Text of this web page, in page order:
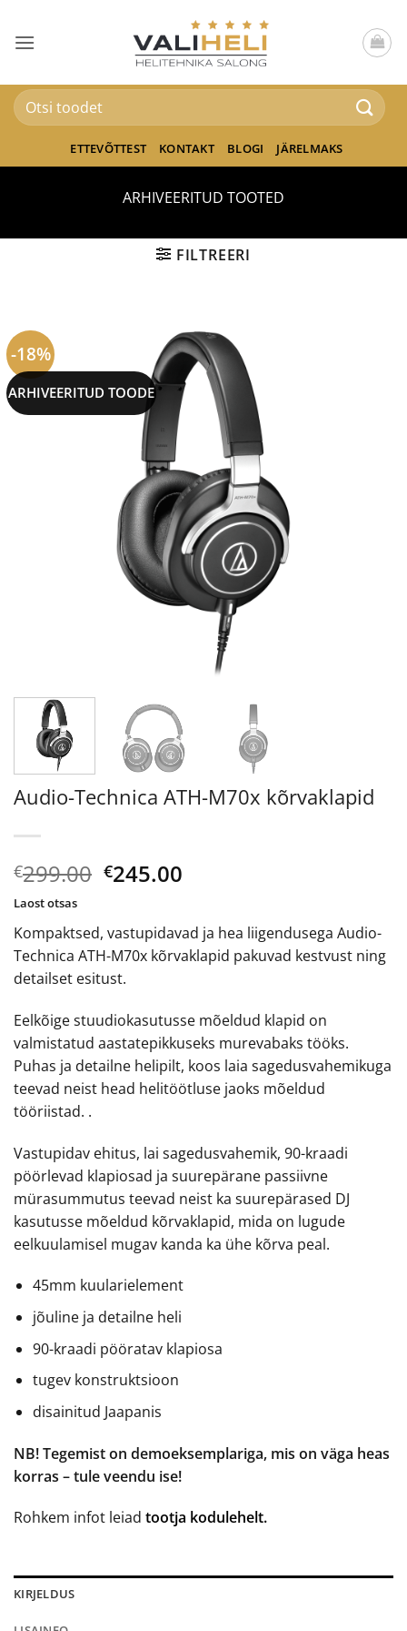
content
Otsi:
ETTEVÕTTEST KONTAKT BLOGI JÄRELMAKS
ARHIVEERITUD TOOTED
FILTREERI
-18%
ARHIVEERITUD TOODE
Audio-Technica ATH-M70x kõrvaklapid
€299.00 Algne
€299.00.
€245.00
€245.00.
Kompaktsed, vastupidavad ja hea liigendusega Audio-
Technica ATH-M70x kõrvaklapid pakuvad kestvust ning
detailset esitust.
Eelkõige stuudiokasutusse mõeldud klapid on
valmistatud aastatepikkuseks murevabaks tööks.
Puhas ja detailne helipilt, koos laia sagedusvahemikuga
teevad neist head helitöötluse jaoks mõeldud
tööriistad. .
Vastupidav ehitus, lai sagedusvahemik, 90-kraadi
pöörlevad klapiosad ja suurepärane passiivne
mürasummutus teevad neist ka suurepärased DJ
kasutusse mõeldud kõrvaklapid, mida on lugude
eelkuulamisel mugav kanda ka ühe kõrva peal.
45mm kuularielement
jõuline ja detailne heli
90-kraadi pööratav klapiosa
tugev konstruktsioon
disainitud Jaapanis
NB! Tegemist on demoeksemplariga, mis on väga heas
korras – tule veendu ise!
Rohkem infot leiad tootja kodulehelt.
Laost otsas
KIRJELDUS